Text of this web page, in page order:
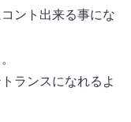
ント出来る事にな
ランスになれるよ